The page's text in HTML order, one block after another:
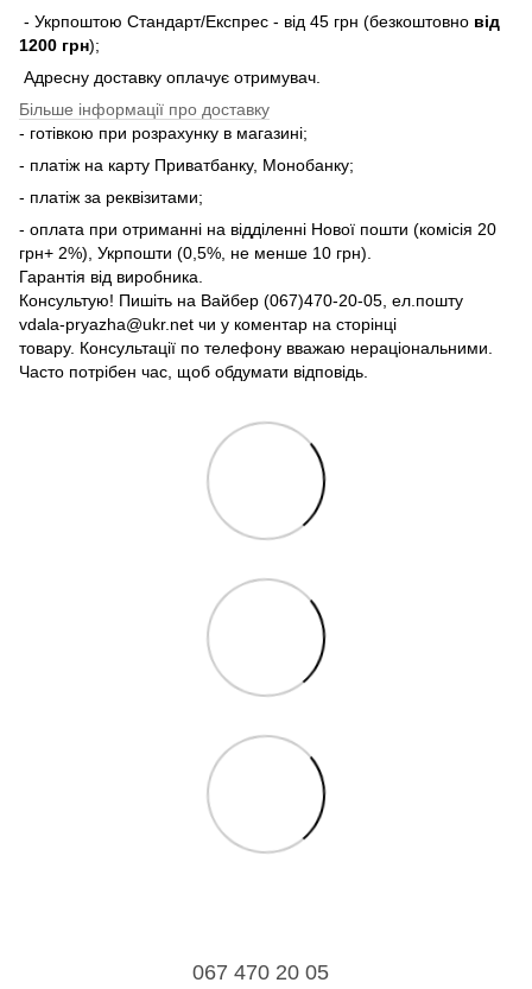
- Укрпоштою Стандарт/Експрес - від 45 грн (безкоштовно від
1200 грн);
Адресну доставку оплачує отримувач.
Більше інформації про доставку
- готівкою при розрахунку в магазині;
- платіж на карту Приватбанку, Монобанку;
- платіж за реквізитами;
- оплата при отриманні на відділенні Нової пошти (комісія 20
грн+ 2%), Укрпошти (0,5%, не менше 10 грн).
Гарантія від виробника.
Консультую! Пишіть на Вайбер (067)470-20-05, ел.пошту
vdala-pryazha@ukr.net чи у коментар на сторінці
товару. Консультації по телефону вважаю нераціональними.
Часто потрібен час, щоб обдумати відповідь.
067 470 20 05